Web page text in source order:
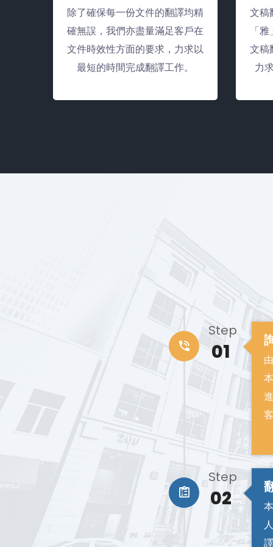
除了確保每一份文件的翻譯均精
確無誤，我們亦盡量滿足客戶在
文件時效性方面的要求，力求以
最短的時間完成翻譯工作。
文稿
「
文稿
力
Step
01
Step
02